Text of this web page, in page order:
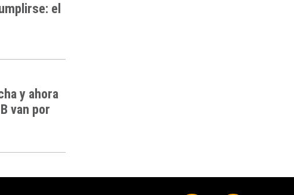
el
y ahora
van por